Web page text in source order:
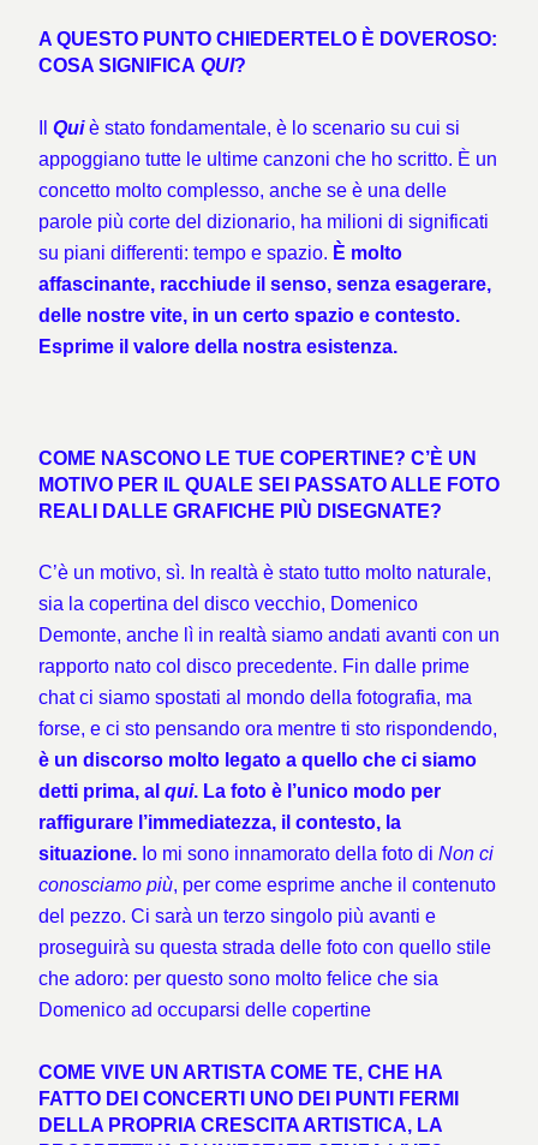
A QUESTO PUNTO CHIEDERTELO È DOVEROSO:
COSA SIGNIFICA QUI?
Il Quiè stato fondamentale, è lo scenario su cui si
appoggiano tutte le ultime canzoni che ho scritto. È un
concetto molto complesso, anche se è una delle
parole più corte del dizionario, ha milioni di significati
su piani differenti: tempo e spazio. È molto
affascinante, racchiude il senso, senza esagerare,
delle nostre vite, in un certo spazio e contesto.
Esprime il valore della nostra esistenza.
COME NASCONO LE TUE COPERTINE? C’È UN
MOTIVO PER IL QUALE SEI PASSATO ALLE FOTO
REALI DALLE GRAFICHE PIÙ DISEGNATE?
C’è un motivo, sì. In realtà è stato tutto molto naturale,
sia la copertina del disco vecchio, Domenico
Demonte, anche lì in realtà siamo andati avanti con un
rapporto nato col disco precedente. Fin dalle prime
chat ci siamo spostati al mondo della fotografia, ma
forse, e ci sto pensando ora mentre ti sto rispondendo,
è un discorso molto legato a quello che ci siamo
detti prima, al qui. La foto è l’unico modo per
raffigurare l’immediatezza, il contesto, la
situazione. Io mi sono innamorato della foto di Non ci
conosciamo più, per come esprime anche il contenuto
del pezzo. Ci sarà un terzo singolo più avanti e
proseguirà su questa strada delle foto con quello stile
che adoro: per questo sono molto felice che sia
Domenico ad occuparsi delle copertine
COME VIVE UN ARTISTA COME TE, CHE HA
FATTO DEI CONCERTI UNO DEI PUNTI FERMI
DELLA PROPRIA CRESCITA ARTISTICA, LA